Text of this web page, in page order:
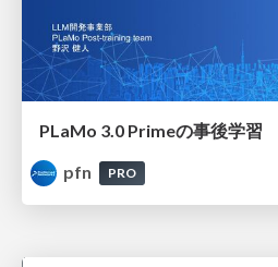
PLaMo 3.0 Primeの事後学習
pfn
PRO